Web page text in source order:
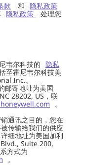
款 和 隐私政策
隐私政策
处理您
韦尔科技的 隐私
至霍尼韦尔科技美
Inc.。
寄地址为美国
28202, US，联
。
通讯之目的，您在
传输给我们的供应
细地址为美国加利
Suite 200,
方式为
。